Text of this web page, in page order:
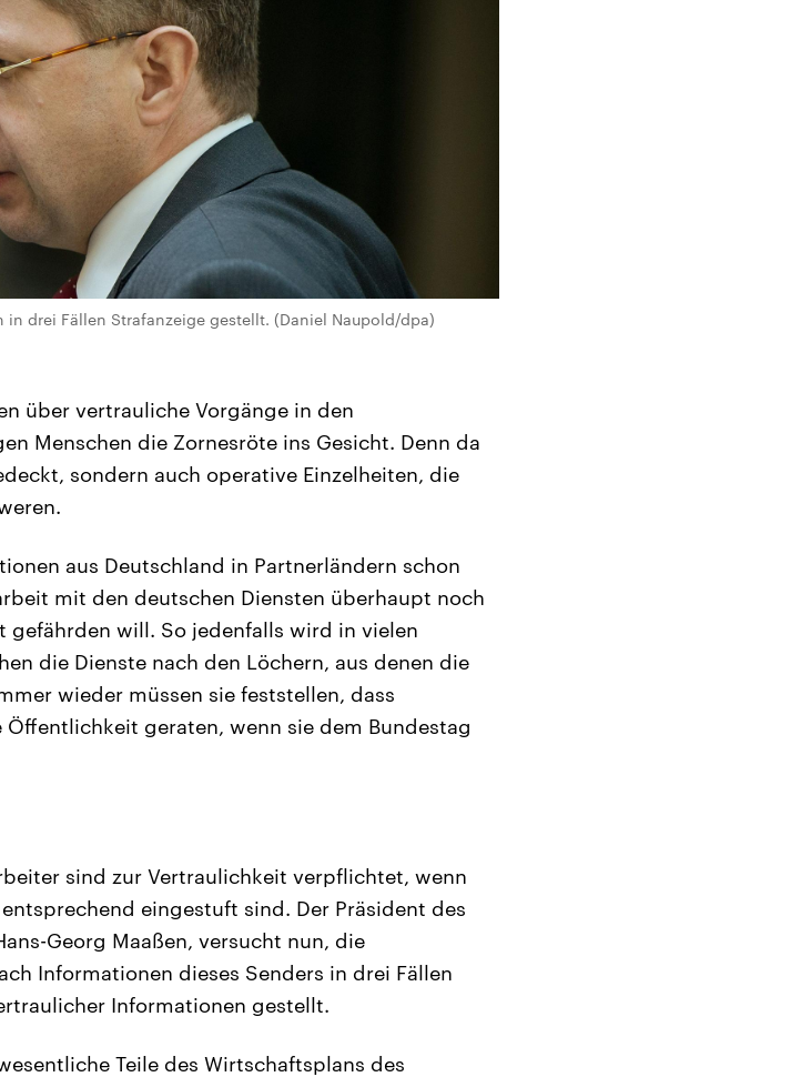
drei Fällen Strafanzeige gestellt. (Daniel Naupold/dpa)
über vertrauliche Vorgänge in den
Menschen die Zornesröte ins Gesicht. Denn da
sondern auch operative Einzelheiten, die
aus Deutschland in Partnerländern schon
mit den deutschen Diensten überhaupt noch
will. So jedenfalls wird in vielen
die Dienste nach den Löchern, aus denen die
wieder müssen sie feststellen, dass
geraten, wenn sie dem Bundestag
sind zur Vertraulichkeit verpflichtet, wenn
eingestuft sind. Der Präsident des
Georg Maaßen, versucht nun, die
Informationen dieses Senders in drei Fällen
Informationen gestellt.
Teile des Wirtschaftsplans des